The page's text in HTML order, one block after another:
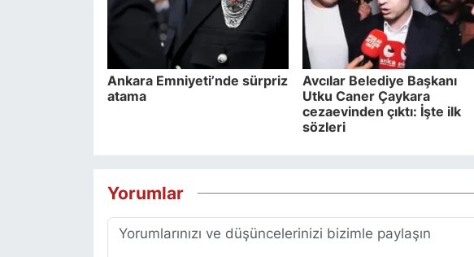
Ankara Emniyeti’nde sürpriz
atama
Avcılar Belediye Başkanı
Utku Caner Çaykara
cezaevinden çıktı: İşte ilk
sözleri
Yorumlar